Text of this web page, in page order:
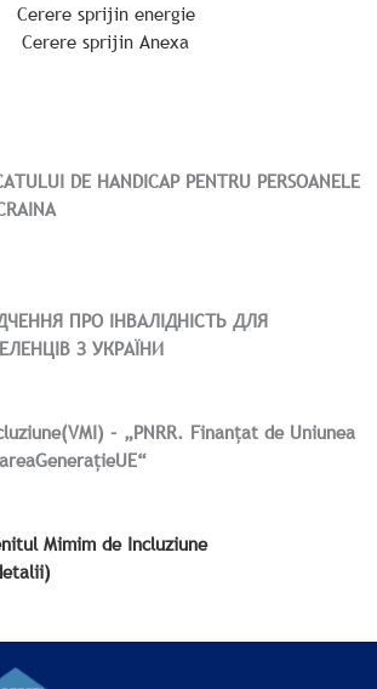
Cerere sprijin energie
Cerere sprijin Anexa
DE HANDICAP PENTRU PERSOANELE
ПРО ІНВАЛІДНІСТЬ ДЛЯ
З УКРАЇНИ
– „PNRR. Finanțat de Uniunea
Mimim de Incluziune